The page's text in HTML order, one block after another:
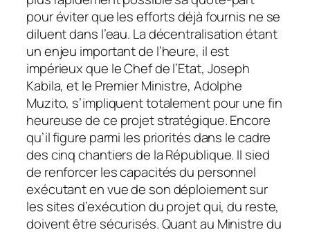
pour éviter que les efforts déjà fournis ne se
diluent dans l’eau. La décentralisation étant
un enjeu important de l’heure, il est
impérieux que le Chef de l’Etat, Joseph
Kabila, et le Premier Ministre, Adolphe
Muzito, s’impliquent totalement pour une fin
heureuse de ce projet stratégique. Encore
qu’il figure parmi les priorités dans le cadre
des cinq chantiers de la République. Il sied
de renforcer les capacités du personnel
exécutant en vue de son déploiement sur
les sites d’exécution du projet qui, du reste,
doivent être sécurisés. Quant au Ministre du